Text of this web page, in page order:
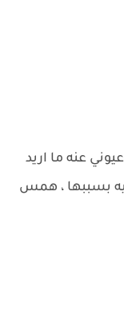
عنه ما اريد
بسببها ، همس